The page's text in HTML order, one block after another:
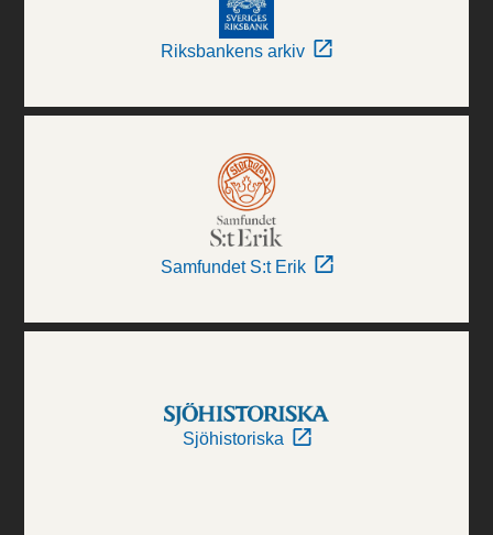
Riksbankens arkiv
Samfundet S:t Erik
Sjöhistoriska